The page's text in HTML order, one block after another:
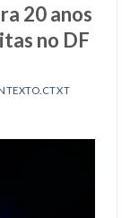
20 anos
no DF